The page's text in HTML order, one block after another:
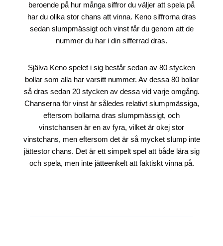
beroende på hur många siffror du väljer att spela på
har du olika stor chans att vinna. Keno siffrorna dras
sedan slumpmässigt och vinst får du genom att de
nummer du har i din sifferrad dras.
Själva Keno spelet i sig består sedan av 80 stycken
bollar som alla har varsitt nummer. Av dessa 80 bollar
så dras sedan 20 stycken av dessa vid varje omgång.
Chanserna för vinst är således relativt slumpmässiga,
eftersom bollarna dras slumpmässigt, och
vinstchansen är en av fyra, vilket är okej stor
vinstchans, men eftersom det är så mycket slump inte
jättestor chans. Det är ett simpelt spel att både lära sig
och spela, men inte jätteenkelt att faktiskt vinna på.